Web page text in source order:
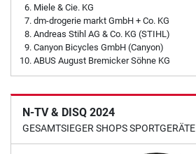
Miele & Cie. KG
dm-drogerie markt GmbH + Co. KG
Andreas Stihl AG & Co. KG (STIHL)
Canyon Bicycles GmbH (Canyon)
ABUS August Bremicker Söhne KG
N-TV & DISQ 2024
GESAMTSIEGER SHOPS SPORTGERÄTE